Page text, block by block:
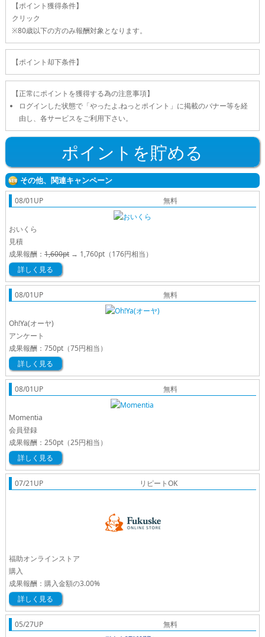
【ポイント獲得条件】
クリック
80歳以下の方のみ報酬対象となります。
【ポイント却下条件】
【正常にポイントを獲得する為の注意事項】
ログインした状態で「やったよ.ねっとポイント」に掲載のバナー等を経
由し、各サービスをご利用下さい。
ポイントを貯める
その他、関連キャンペーン
08/01UP 無料
おいくら
見積
成果報酬： 1,600pt→ 1,760pt（176円相当）
詳しく見る
08/01UP 無料
Oh!Ya(オーヤ)
アンケート
成果報酬： 750pt（75円相当）
詳しく見る
08/01UP 無料
Momentia
会員登録
成果報酬： 250pt（25円相当）
詳しく見る
07/21UP リピートOK
福助オンラインストア
購入
成果報酬： 購入金額の3.00%
詳しく見る
05/27UP 無料